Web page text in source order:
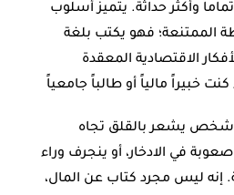
وأكثر حداثة. يتميز أسلوب
الممتنعة؛ فهو يكتب بلغة
الاقتصادية المعقدة
شخص يشعر بالقلق تجاه
في الادخار، أو ينجرف وراء
إنه ليس مجرد كتاب عن المال،